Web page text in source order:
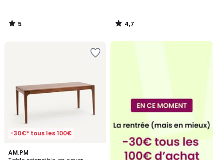
5
/
4,7
/
-30€* tous les 100€
AM.PM
4